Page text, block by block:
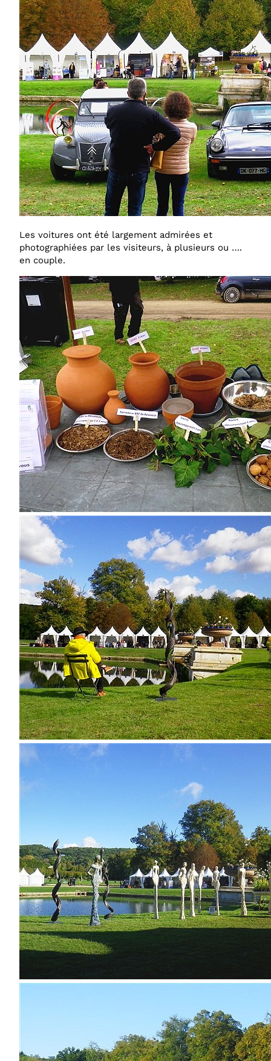
Les voitures ont été largement admirées et
photographiées par les visiteurs, à plusieurs ou ….
en couple.